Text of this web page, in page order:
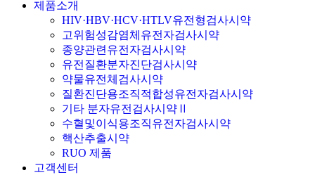
제품소개
HIV·HBV·HCV·HTLV유전형검사시약
고위험성감염체유전자검사시약
종양관련유전자검사시약
유전질환분자진단검사시약
약물유전체검사시약
질환진단용조직적합성유전자검사시약
기타 분자유전검사시약Ⅱ
수혈및이식용조직유전자검사시약
핵산추출시약
RUO 제품
고객센터